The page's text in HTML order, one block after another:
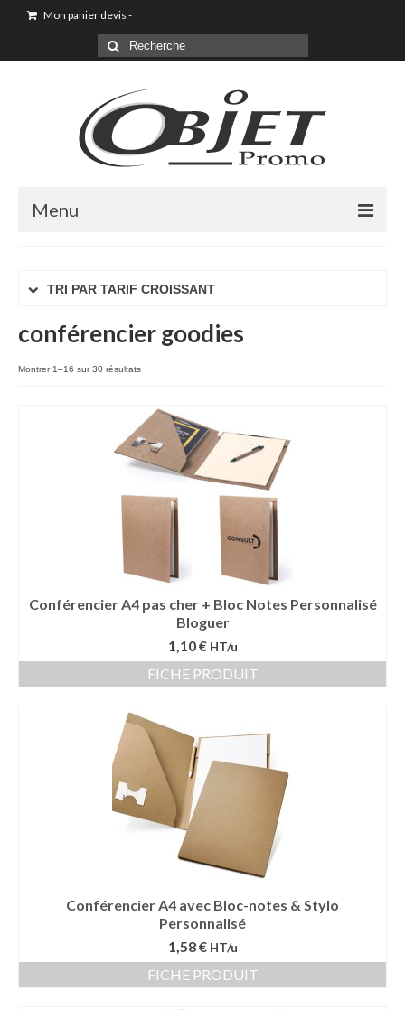
Mon panier devis -
Menu
Sac shopping
Sacoche
Sac à dos
Accessoires
TRI PAR TARIF CROISSANT
conférencier goodies
Montrer 1–16 sur 30 résultats
Conférencier A4 pas cher + Bloc Notes Personnalisé
Bloguer
1,10 € HT/u
FICHE PRODUIT
Conférencier A4 avec Bloc-notes & Stylo
Personnalisé
1,58 € HT/u
FICHE PRODUIT